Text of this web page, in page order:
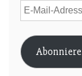
E-
Mail-
Adresse